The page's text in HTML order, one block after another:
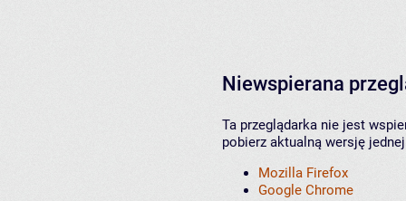
Niewspierana
Ta przeglądarka nie jest
pobierz aktualną wersję
Mozilla Firefox
Google Chrome